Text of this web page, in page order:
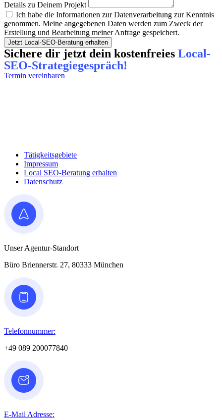
Details zu Deinem Projekt
Ich habe die Informationen zur Datenverarbeitung zur Kenntnis
genommen. Meine angegebenen Daten werden zum Zweck der
Erstellung und Bearbeitung meiner Anfrage gespeichert.
Jetzt Local-SEO-Beratung erhalten
Sichere dir jetzt dein kostenfreies Local-
SEO-Strategiegespräch!
Termin vereinbaren
Tätigkeitsgebiete
Impressum
Local SEO-Beratung erhalten
Datenschutz
Unser Agentur-Standort
Büro Briennerstr. 27, 80333 München
Telefonnummer:
+49 089 200077840
E-Mail Adresse: